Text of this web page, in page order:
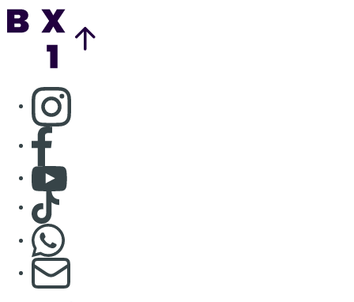
Consulter page Instagram
Consulter page Facebook
Consulter Youtube
Consulter TikTok
S'abonner à notre newsletter